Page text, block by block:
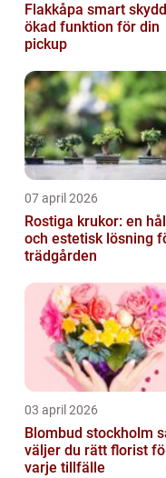
Flakkåpa smart skydd och
ökad funktion för din
pickup
07 april 2026
Rostiga krukor: en
och estetisk lösning
trädgården
03 april 2026
Blombud stockholm så
väljer du rätt florist
varje tillfälle